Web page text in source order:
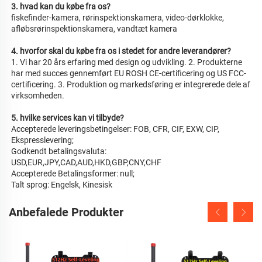
3. hvad kan du købe fra os?
fiskefinder-kamera, rørinspektionskamera, video-dørklokke,
afløbsrørinspektionskamera, vandtæt kamera
4. hvorfor skal du købe fra os i stedet for andre leverandører?
1. Vi har 20 års erfaring med design og udvikling. 2. Produkterne
har med succes gennemført EU ROSH CE-certificering og US FCC-
certificering. 3. Produktion og markedsføring er integrerede dele af
virksomheden.
5. hvilke services kan vi tilbyde?
Accepterede leveringsbetingelser: FOB, CFR, CIF, EXW, CIP,
Ekspresslevering;
Godkendt betalingsvaluta:
USD,EUR,JPY,CAD,AUD,HKD,GBP,CNY,CHF
Accepterede Betalingsformer: null;
Talt sprog: Engelsk, Kinesisk
Anbefalede Produkter